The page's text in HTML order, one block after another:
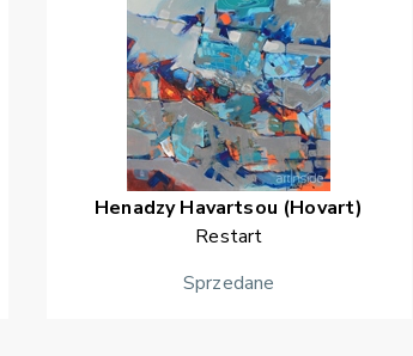
Henadzy Havartsou (Hovart)
Restart
Sprzedane